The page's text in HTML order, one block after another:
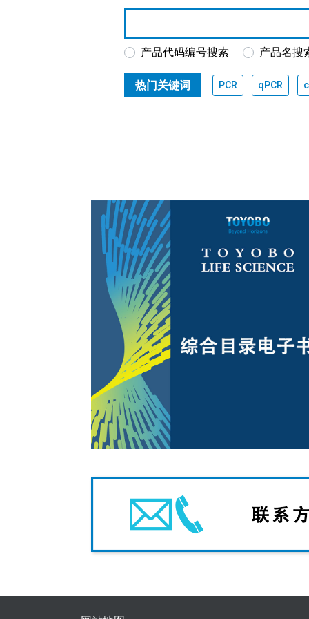
产品代码编号搜索 产品名搜
热门关键词 PCR qPCR